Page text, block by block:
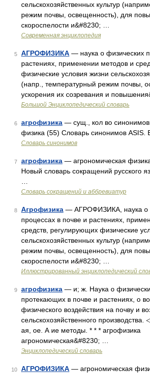
сельскохозяйственных культур
режим почвы, освещенность), для
скороспелости и&#8230; …
Современная энциклопедия
5 АГРОФИЗИКА — наука о физических
растениях, применении методов и
физические условия жизни
(напр., температурный режим почвы,
ускорения их созревания и
Большой Энциклопедический словарь
6 агрофизика — сущ., кол во
физика (55) Словарь синонимов ASIS.
Словарь синонимов
7 агрофизика — агрономическая
Новый словарь сокращений русского
Словарь сокращений и аббревиатур
8 Агрофизика — АГРОФИЗИКА, наука о
процессах в почве и растениях,
средств, регулирующих физические
сельскохозяйственных культур
режим почвы, освещенность), для
скороспелости и&#8230; …
Иллюстрированный энциклопедический
9 агрофизика — и; ж. Наука о
протекающих в почве и растениях, о
физического воздействия на почву и
сельскохозяйственного производства.
ая, ое. А ие методы. * * * агрофизика
агрономическая&#8230; …
Энциклопедический словарь
10 АГРОФИЗИКА — агрономическая